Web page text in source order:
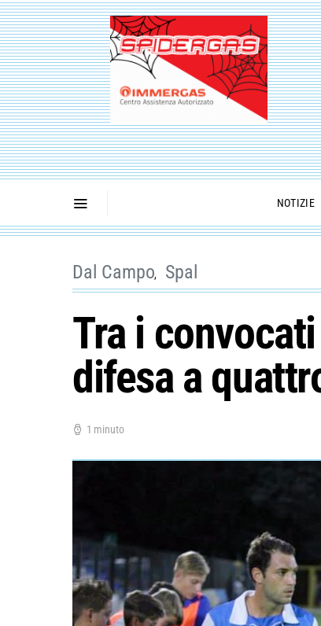
NOTIZIE
Dal Campo Spal
Tra i
difesa a
1 minuto